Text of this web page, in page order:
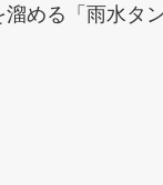
める「雨水タ